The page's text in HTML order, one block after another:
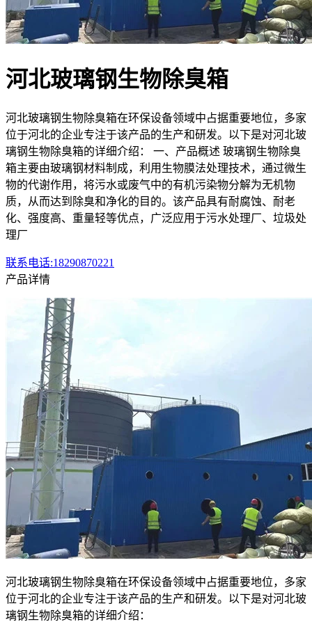
河北玻璃钢生物除臭箱
河北玻璃钢生物除臭箱在环保设备领域中占据重要地位，多家
位于河北的企业专注于该产品的生产和研发。以下是对河北玻
璃钢生物除臭箱的详细介绍： 一、产品概述 玻璃钢生物除臭
箱主要由玻璃钢材料制成，利用生物膜法处理技术，通过微生
物的代谢作用，将污水或废气中的有机污染物分解为无机物
质，从而达到除臭和净化的目的。该产品具有耐腐蚀、耐老
化、强度高、重量轻等优点，广泛应用于污水处理厂、垃圾处
理厂
联系电话:18290870221
产品详情
河北玻璃钢生物除臭箱在环保设备领域中占据重要地位，多家
位于河北的企业专注于该产品的生产和研发。以下是对河北玻
璃钢生物除臭箱的详细介绍：